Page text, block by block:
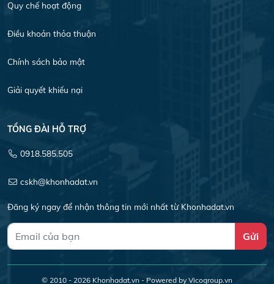
Quy chế hoạt động
Điều khoản thỏa thuận
Chính sách bảo mật
Giải quyết khiếu nại
TỔNG ĐÀI HỖ TRỢ
0918.585.505
cskh@khonhadat.vn
Đăng ký ngay để nhận thông tin mới nhất từ Khonhadat.vn
Gửi
© 2010 - 2026 Khonhadat.vn - Powered by Vicogroup.vn